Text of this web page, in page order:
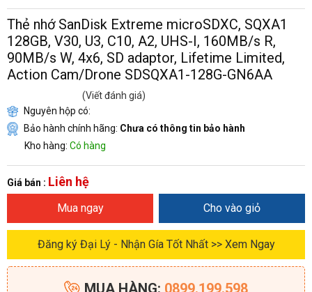
Thẻ nhớ SanDisk Extreme microSDXC, SQXA1
128GB, V30, U3, C10, A2, UHS-I, 160MB/s R,
90MB/s W, 4x6, SD adaptor, Lifetime Limited,
Action Cam/Drone SDSQXA1-128G-GN6AA
(Viết đánh giá)
Nguyên hộp có:
Bảo hành chính hãng: Chưa có thông tin bảo hành
Kho hàng: Có hàng
Giá bán : Liên hệ
Mua ngay Cho vào giỏ
Đăng ký Đại Lý - Nhận Gía Tốt Nhất >> Xem Ngay
MUA HÀNG: 0899.199.598